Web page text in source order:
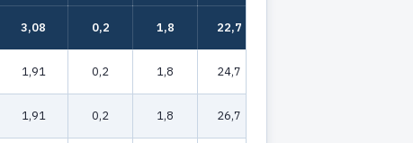
3,08 0,2 1,8 22,7
1,91 0,2 1,8 24,7
1,91 0,2 1,8 26,7